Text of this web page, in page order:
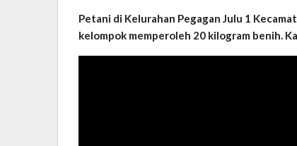
Petani di Kelurahan Pegagan Julu 1
kelompok memperoleh 20 kilogram benih.